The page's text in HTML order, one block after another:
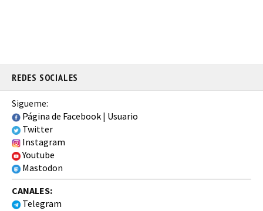
REDES SOCIALES
Sigueme:
Página de Facebook | Usuario
Twitter
Instagram
Youtube
Mastodon
CANALES:
Telegram